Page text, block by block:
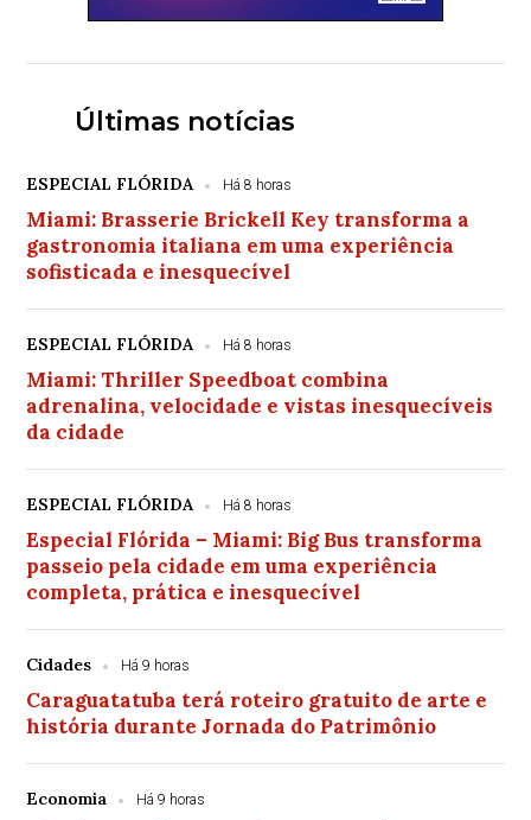
Últimas notícias
ESPECIAL FLÓRIDA Há 8 horas
Miami: Brasserie Brickell Key transforma a
gastronomia italiana em uma experiência
sofisticada e inesquecível
ESPECIAL FLÓRIDA Há 8 horas
Miami: Thriller Speedboat combina
adrenalina, velocidade e vistas inesquecíveis
da cidade
ESPECIAL FLÓRIDA Há 8 horas
Especial Flórida – Miami: Big Bus transforma
passeio pela cidade em uma experiência
completa, prática e inesquecível
Cidades Há 9 horas
Caraguatatuba terá roteiro gratuito de arte e
história durante Jornada do Patrimônio
Economia Há 9 horas